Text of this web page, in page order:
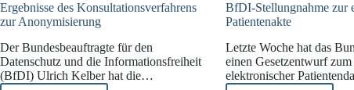
Ergebnisse des Konsultationsverfahrens
zur Anonymisierung
Der Bundesbeauftragte für den
Datenschutz und die Informationsfreiheit
(BfDI) Ulrich Kelber hat die…
BfDI-Stellungnahme zur
Patientenakte
Letzte Woche hat das
einen Gesetzentwurf
elektronischer